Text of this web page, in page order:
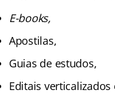
E-books,
Apostilas,
Guias de estudos,
Editais